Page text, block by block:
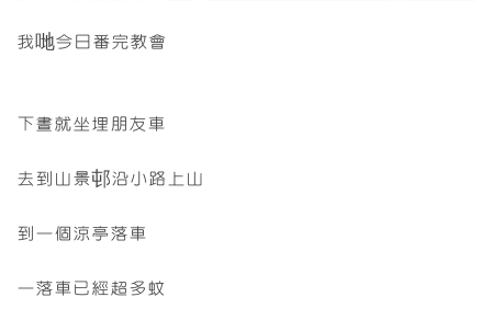
我哋今日番完教會
下晝就坐埋朋友車
去到山景邨沿小路上山
到一個涼亭落車
一落車已經超多蚊